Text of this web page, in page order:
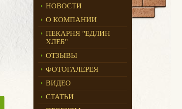
НОВОСТИ
О КОМПАНИИ
ПЕКАРНЯ "ЕДЛИН
ХЛЕБ"
ОТЗЫВЫ
ФОТОГАЛЕРЕЯ
ВИДЕО
СТАТЬИ